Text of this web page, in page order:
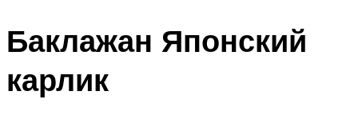
Баклажан Японский
карлик